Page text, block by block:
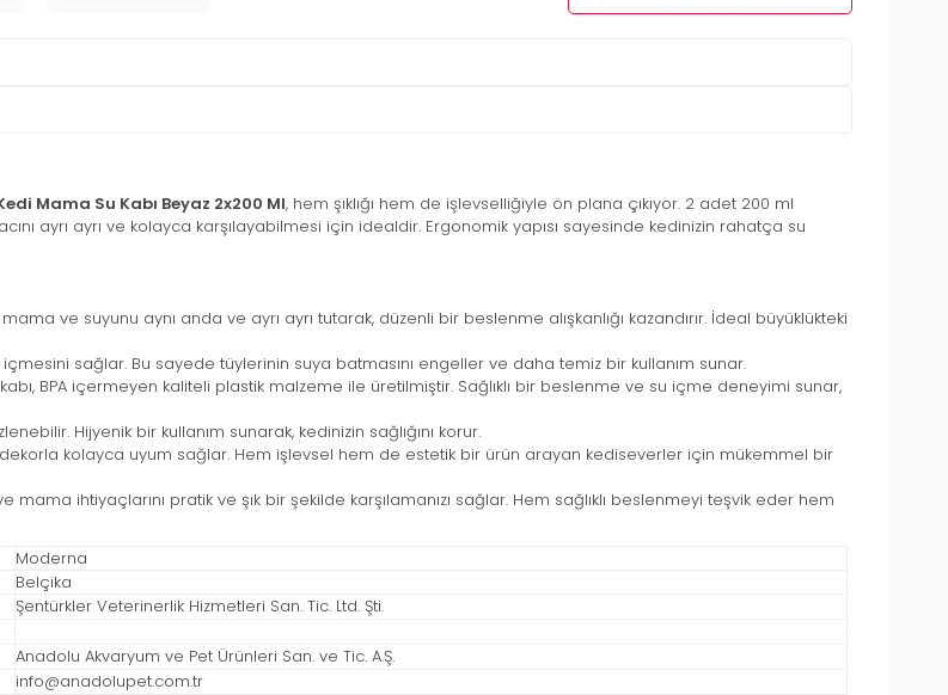
Mama Su Kabı Beyaz 2x200 Ml, hem şıklığı hem de işlevselliğiyle ön plana çıkıyor. 2 adet 200 ml
ayrı ayrı ve kolayca karşılayabilmesi için idealdir. Ergonomik yapısı sayesinde kedinizin rahatça su
ve suyunu aynı anda ve ayrı ayrı tutarak, düzenli bir beslenme alışkanlığı kazandırır. İdeal büyüklükteki
içmesini sağlar. Bu sayede tüylerinin suya batmasını engeller ve daha temiz bir kullanım sunar.
BPA içermeyen kaliteli plastik malzeme ile üretilmiştir. Sağlıklı bir beslenme ve su içme deneyimi sunar,
Hijyenik bir kullanım sunarak, kedinizin sağlığını korur.
dekorla kolayca uyum sağlar. Hem işlevsel hem de estetik bir ürün arayan kediseverler için mükemmel bir
mama ihtiyaçlarını pratik ve şık bir şekilde karşılamanızı sağlar. Hem sağlıklı beslenmeyi teşvik eder hem
Moderna
Belçika
Şentürkler Veterinerlik Hizmetleri San. Tic. Ltd. Şti.
Anadolu Akvaryum ve Pet Ürünleri San. ve Tic. A.Ş.
info@anadolupet.com.tr